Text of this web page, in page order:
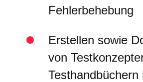
Fehlerbehebung
Erstellen sowie
von
Testhandbüchern